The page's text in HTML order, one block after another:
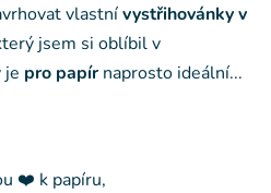
vlastnívystřihovánky v
jsem si oblíbil v
je pro papírnaprosto ideální...
❤️ k papíru,